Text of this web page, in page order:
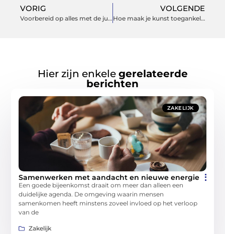
VORIG
Voorbereid op alles met de juiste survival materialen
VOLGENDE
Hoe maak je kunst toegankelijk voor een breed publiek?
Hier zijn enkele gerelateerde
berichten
ZAKELIJK
Samenwerken met aandacht en nieuwe energie
Een goede bijeenkomst draait om meer dan alleen een
duidelijke agenda. De omgeving waarin mensen
samenkomen heeft minstens zoveel invloed op het verloop
van de
Zakelijk